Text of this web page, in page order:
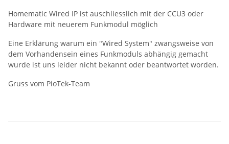
Homematic Wired IP ist auschliesslich mit der CCU3 oder
Hardware mit neuerem Funkmodul möglich
Eine Erklärung warum ein "Wired System" zwangsweise von
dem Vorhandensein eines Funkmoduls abhängig gemacht
wurde ist uns leider nicht bekannt oder beantwortet worden.
Gruss vom PioTek-Team